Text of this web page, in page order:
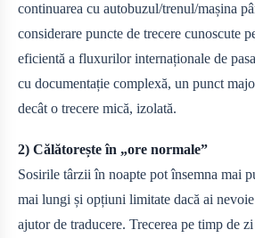
continuarea cu autobuzul/trenul/mașina
considerare puncte de trecere cunoscute
eficientă a fluxurilor internaționale de
cu documentație complexă, un punct
decât o trecere mică, izolată.
2) Călătorește în „ore normale”
Sosirile târzii în noapte pot însemna mai
mai lungi și opțiuni limitate dacă ai
ajutor de traducere. Trecerea pe timp de